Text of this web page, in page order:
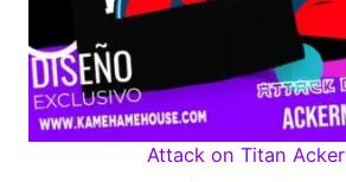
Attack on Titan